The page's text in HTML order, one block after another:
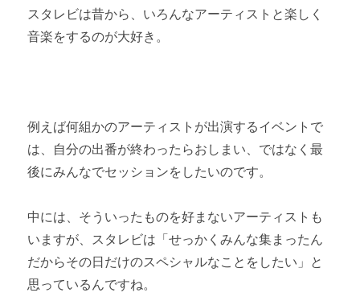
スタレビは昔から、いろんなアーティストと楽しく
音楽をするのが大好き。
例えば何組かのアーティストが出演するイベントで
は、自分の出番が終わったらおしまい、ではなく最
後にみんなでセッションをしたいのです。
中には、そういったものを好まないアーティストも
いますが、スタレビは「せっかくみんな集まったん
だからその日だけのスペシャルなことをしたい」と
思っているんですね。